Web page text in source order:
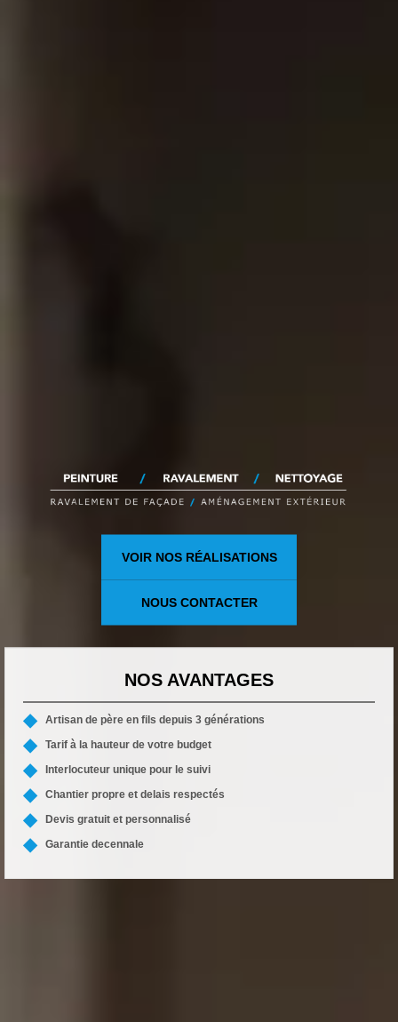
VOIR NOS RÉALISATIONS
NOUS CONTACTER
NOS AVANTAGES
Artisan de père en fils depuis 3 générations
Tarif à la hauteur de votre budget
Interlocuteur unique pour le suivi
Chantier propre et delais respectés
Devis gratuit et personnalisé
Garantie decennale